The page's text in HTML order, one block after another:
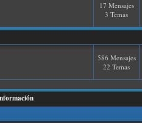
17 Mensajes
3 Temas
586 Mensajes
22 Temas